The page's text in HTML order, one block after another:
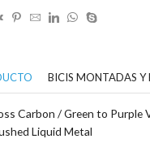
BICIS MONTADAS Y
Carbon / Green to Purple
Liquid Metal